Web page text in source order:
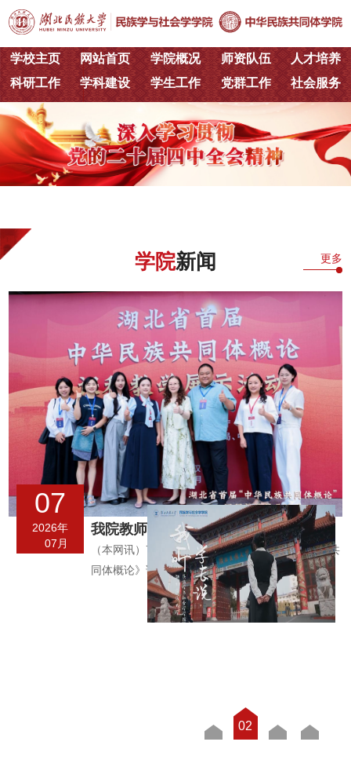
学校主页 网站首页 学院概况 师资队伍
人才培养
科研工作
学科建设 学生工作 党群工作 社会服务
学院新闻 更多
07
2026年
07月
我院教师参加湖北省首届《中华民族
共同体概论》课程教学展示活动
（本网讯）7月3日至5日，湖北省首届《中华民族共
同体概论》课程教学展示活动在中南民族大学顺利
举办。本次活动由湖北省民宗委、湖北省教育厅主
办，武汉市民宗委、洪山区...
01 02 03 04